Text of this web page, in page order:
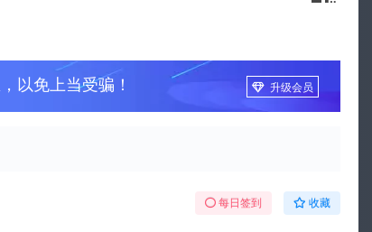
以免上当受骗！ 升级会员
每日签到 收藏